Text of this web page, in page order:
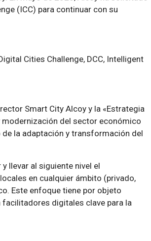
(ICC) para continuar con su
Cities Challenge, DCC, Intelligent
Smart City Alcoy y la «Estrategia
modernización del sector económico
la adaptación y transformación del
llevar al siguiente nivel el
en cualquier ámbito (privado,
Este enfoque tiene por objeto
digitales clave para la